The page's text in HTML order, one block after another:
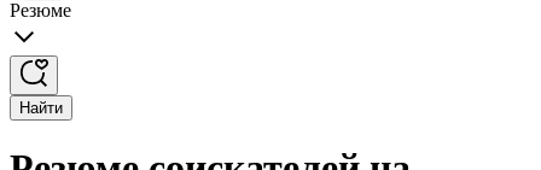
Резюме
Найти